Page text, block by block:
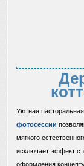
Уютная
фотосессии
мягкого
исключает эффект
оформления